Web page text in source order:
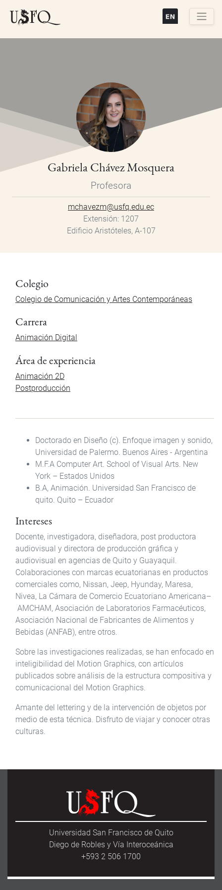
Gabriela Chávez Mosquera
Profesora
mchavezm@usfq.edu.ec
Extensión 1207
Edificio Aristóteles, A-107
Colegio
Colegio de Comunicación y Artes Contemporáneas
Carrera
Animación Digital
Área de experiencia
Animación 2D
Postproducción
Doctorado en Diseño (c). Enfoque imagen y sonido,
Universidad de Palermo. Buenos Aires - Argentina
M.F.A Computer Art. School of Visual Arts. New
York – Estados Unidos
B.A, Animación. Universidad San Francisco de
quito. Quito – Ecuador
Intereses
Docente, investigadora, diseñadora, post productora
audiovisual y directora de producción gráfica y
audiovisual en agencias de Quito y Guayaquil.
Colaboraciones con marcas ecuatorianas en productos
comerciales como, Nissan, Jeep, Hyunday, Maresa,
Nivea, La Cámara de Comercio Ecuatoriano Americana–
AMCHAM, Asociación de Laboratorios Farmacéuticos,
Asociación Nacional de Fabricantes de Alimentos y
Bebidas (ANFAB), entre otros.
Sobre las investigaciones realizadas, se han enfocado en
inteligibilidad del Motion Graphics, con artículos
publicados sobre análisis de la estructura compositiva y
comunicacional del Motion Graphics.
Amante del lettering y de la intervención de objetos por
medio de esta técnica. Disfruto de viajar y conocer otras
culturas.
Universidad San Francisco de Quito
Diego de Robles y Vía Interoceánica
+593 2 506 1700